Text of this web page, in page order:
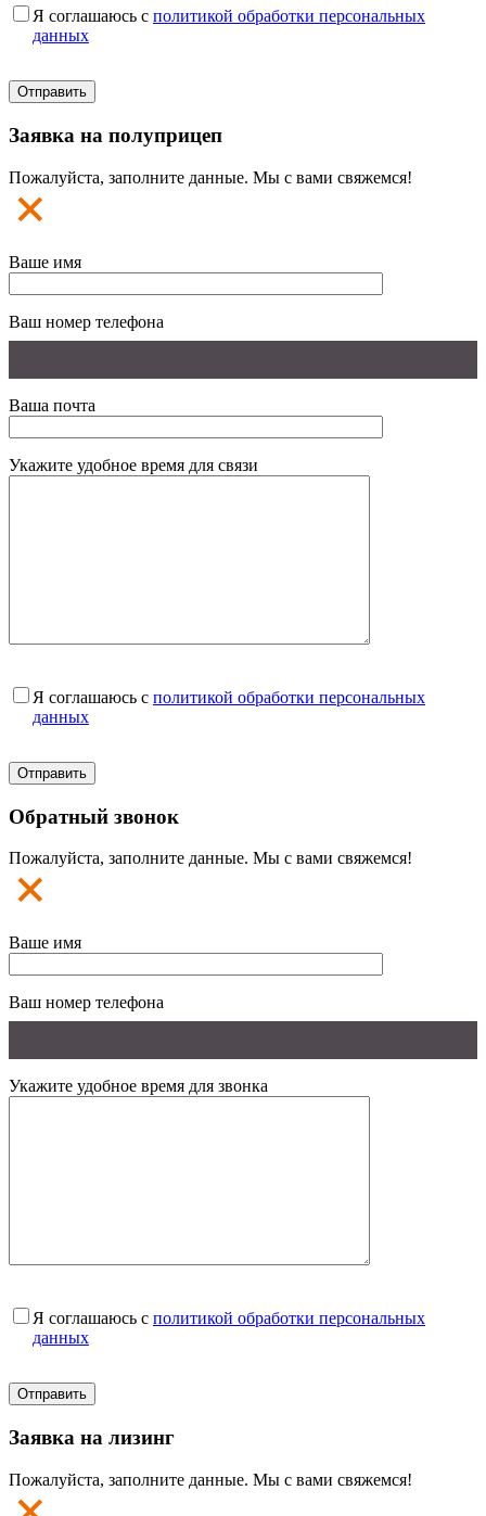
Я соглашаюсь с политикой обработки персональных
данных
Заявка на полуприцеп
Пожалуйста, заполните данные. Мы с вами свяжемся!
Ваше имя
Ваш номер телефона
Ваша почта
Укажите удобное время для связи
Я соглашаюсь с политикой обработки персональных
данных
Обратный звонок
Пожалуйста, заполните данные. Мы с вами свяжемся!
Ваше имя
Ваш номер телефона
Укажите удобное время для звонка
Я соглашаюсь с политикой обработки персональных
данных
Заявка на лизинг
Пожалуйста, заполните данные. Мы с вами свяжемся!